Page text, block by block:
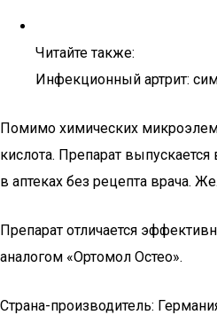
Читайте также:
Инфекционный артрит:
Помимо химических
кислота. Препарат
в аптеках без рецепта врача.
Препарат отличается
аналогом «Ортомол Остео».
Страна-производитель: